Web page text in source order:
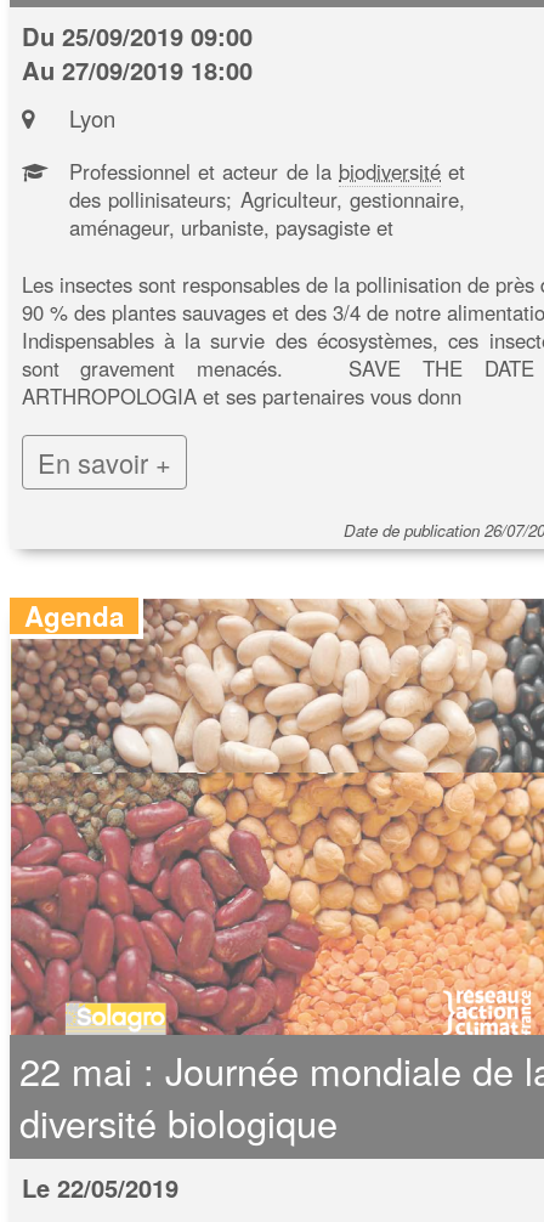
Du 25/09/2019 09:00
Au 27/09/2019 18:00
Lyon
Professionnel et acteur de la biodiversité et
des pollinisateurs; Agriculteur, gestionnaire,
aménageur, urbaniste, paysagiste et
Les insectes sont responsables de la pollinisation de près
90 % des plantes sauvages et des 3/4 de notre
Indispensables à la survie des écosystèmes, ces
sont gravement menacés. SAVE THE
ARTHROPOLOGIA et ses partenaires vous donn
En savoir +
Date de publication 26/07/
Agenda
22 mai : Journée mondiale de
diversité biologique
Le 22/05/2019